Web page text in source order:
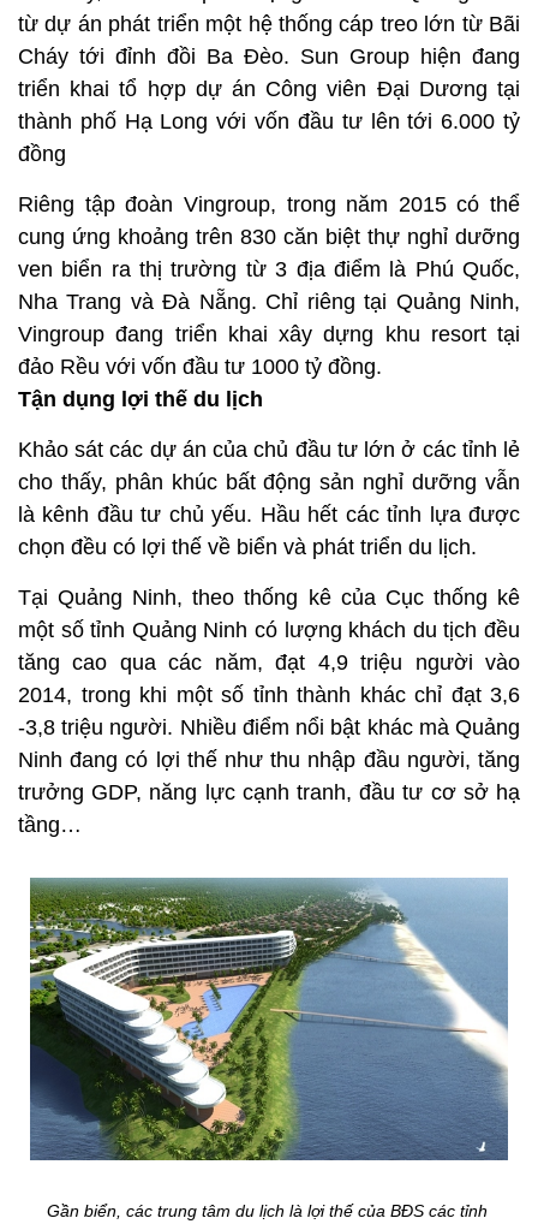
từ dự án phát triển một hệ thống cáp treo lớn từ Bãi
Cháy tới đỉnh đồi Ba Đèo. Sun Group hiện đang
triển khai tổ hợp dự án Công viên Đại Dương tại
thành phố Hạ Long với vốn đầu tư lên tới 6.000 tỷ
đồng
Riêng tập đoàn Vingroup, trong năm 2015 có thể
cung ứng khoảng trên 830 căn biệt thự nghỉ dưỡng
ven biển ra thị trường từ 3 địa điểm là Phú Quốc,
Nha Trang và Đà Nẵng. Chỉ riêng tại Quảng Ninh,
Vingroup đang triển khai xây dựng khu resort tại
đảo Rều với vốn đầu tư 1000 tỷ đồng.
Tận dụng lợi thế du lịch
Khảo sát các dự án của chủ đầu tư lớn ở các tỉnh lẻ
cho thấy, phân khúc bất động sản nghỉ dưỡng vẫn
là kênh đầu tư chủ yếu. Hầu hết các tỉnh lựa được
chọn đều có lợi thế về biển và phát triển du lịch.
Tại Quảng Ninh, theo thống kê của Cục thống kê
một số tỉnh Quảng Ninh có lượng khách du tịch đều
tăng cao qua các năm, đạt 4,9 triệu người vào
2014, trong khi một số tỉnh thành khác chỉ đạt 3,6
-3,8 triệu người. Nhiều điểm nổi bật khác mà Quảng
Ninh đang có lợi thế như thu nhập đầu người, tăng
trưởng GDP, năng lực cạnh tranh, đầu tư cơ sở hạ
tầng…
Gần biển, các trung tâm du lịch là lợi thế của BĐS các tỉnh